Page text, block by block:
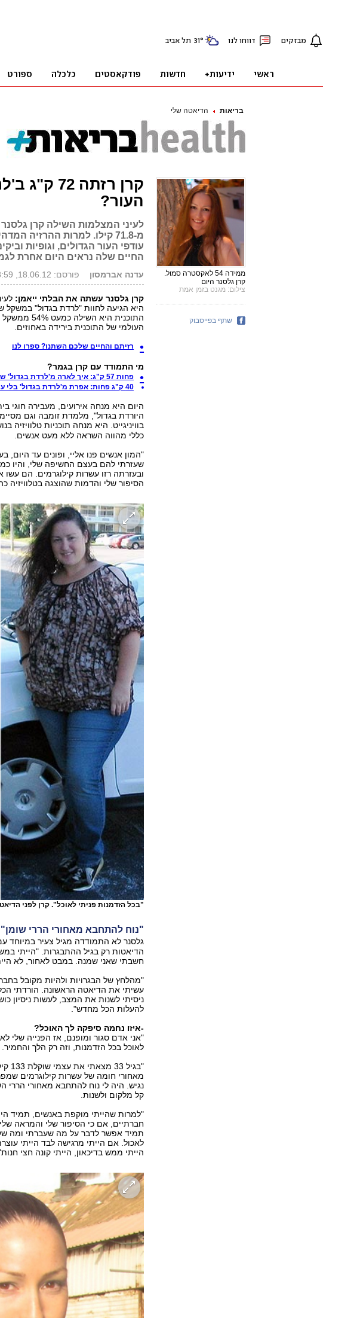
בריאות הדיאטה שלי
קרן רזתה
העור?
מ-71.8 קילו. למרות ההרזיה
עודפי העור הגדולים, וגופיות
החיים שלה נראים היום אחרת
עדנה אברמסון פורסם: 18.06.12, 08:59
קרן גלסנר עשתה את הבלתי ייאמן:
העולמי של התוכנית בירידה באחוזים.
רזיתם והחיים שלכם השתנו? ספרו לנו
מי התמודד עם קרן בגמר?
פחות 57 ק"ג: איך לארה מ'לרדת בגדול' שומרת?
40 ק"ג פחות: אפרת מ'לרדת בגדול' בלי עודפי עור
היום היא מנחה אירועים, מעבירה
היורדת בגדול", מלמדת זומבה וגם
בוויניגייט. היא מנחה תוכניות טלוויזיה
כללי מהווה השראה ללא מעט אנשים.
"המון אנשים פנו אליי, ופונים עד
שעזרתי להם בעצם החשיפה שלי, והיו
ובעזרתה רזו עשרות קילוגרמים. הם עשו
הסיפור שלי והדמות שהוצגה
"בכל הזדמנות פניתי לאוכל". קרן לפני
"נוח להתחבא מאחורי הררי שומן"
גלסנר לא התמודדה מגיל צעיר במיוחד
הדיאטות רק בגיל ההתבגרות. "הייתי
חשבתי שאני שמנה. במבט לאחור, לא
עשיתי את הדיאטה הראשונה. הורדתי
ניסיתי לשנות את המצב, לעשות ניסיון
להעלות הכל מחדש".
-איזו נחמה סיפקה לך האוכל?
"אני אדם סגור ומופנם, אז הפנייה שלי
לאוכל בכל הזדמנות, וזה רק הלך והחמיר.
מאחורי חומה של עשרות קילוגרמים
נגיש. היה לי נוח להתחבא מאחורי הררי
קל מלקום ולשנות.
"למרות שהייתי מוקפת באנשים, תמיד
חברתיים, אם כי הסיפור שלי והמראה
תמיד אפשר לדבר על מה שעברתי ומה
לאכול. אם הייתי מרגישה לבד הייתי
הייתי ממש בדיכאון, הייתי קונה חצי
ממידה 54 לאקסטרה סמול.
קרן גלסנר היום
צילום: מגנט בזמן אמת
שתף בפייסבוק